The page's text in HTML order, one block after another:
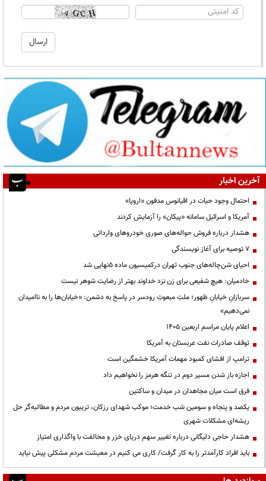
آخرین اخبار
احتمال وجود حیات در اقیانوس مدفون «اروپا»
آمریکا و اسرائیل سامانه «پیکان» را آزمایش کردند
هشدار درباره فروش حواله‌های صوری خودروهای وارداتی
۷ توصیه برای آغاز نویسندگی
احیای شن‌چاله‌های جنوب تهران درکمیسیون ماده ۵نهایی شد
خادمیان: هیچ شفیعی برای زن نزد خداوند بهتر از رضایت شوهر نیست
سربازانِ خیابانِ ظهور؛ ملتِ مبعوثِ رودسر در پاسخ به دشمن: «خیابان‌ها را به ناامیدان
نمی‌دهیم»
اعلام پایان مراسم اربعین ۱۴۰۵
توقف صادرات نفت عربستان به آمریکا
ترامپ از افشای کمبود مهمات آمریکا خشمگین است
اجازه باز شدن مسیر دوم در تنگه هرمز را نخواهیم داد
فرق است میان مجاهدان در میدان و ساکتین
یکصد و پنجاه و سومین شب خدمت؛ موکب شهدای رزکان، تریبون مردم و مطالبه‌گر حل
ریشه‌ای مشکلات شهری
هشدار حاجی دلیگانی درباره تغییر سهم دریای خزر و مخالفت با واگذاری امتیاز
باید افراد کارآمدتر را به کار گرفت/ کاری می کنیم در معیشت مردم مشکلی پیش نیاید